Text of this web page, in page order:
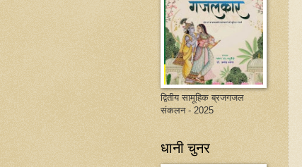
द्वितीय सामूहिक ब्रजगजल
संकलन - 2025
धानी चुनर